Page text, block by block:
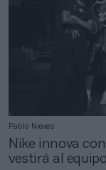
Pablo Nieves
Nike innova
vestirá al